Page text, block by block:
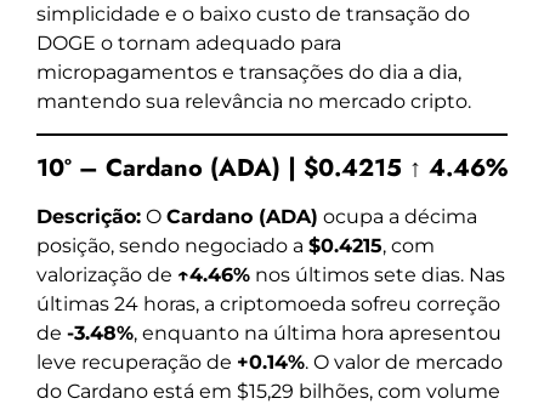
simplicidade e o baixo custo de transação do
DOGE o tornam adequado para
micropagamentos e transações do dia a dia,
mantendo sua relevância no mercado cripto.
10º – Cardano (ADA) | $0.4215 ↑ 4.46%
Descrição: O Cardano (ADA) ocupa a décima
posição, sendo negociado a $0.4215, com
valorização de ↑4.46% nos últimos sete dias. Nas
últimas 24 horas, a criptomoeda sofreu correção
de -3.48%, enquanto na última hora apresentou
leve recuperação de +0.14%. O valor de mercado
do Cardano está em $15,29 bilhões, com volume